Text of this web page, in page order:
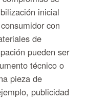
inicial
con
de
pueden ser
técnico o
pieza de
publicidad